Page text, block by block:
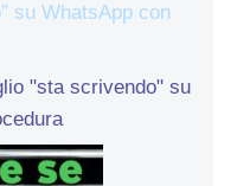
su WhatsApp con
"sta scrivendo" su